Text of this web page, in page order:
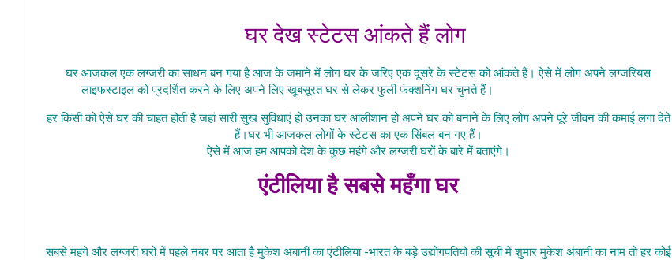
घर देख स्टेटस आंकते हैं लोग
घर आजकल एक लग्जरी का साधन बन गया है आज के जमाने में लोग घर के जरिए एक दूसरे के स्टेटस को आंकते हैं। ऐसे में लोग अपने लग्जरियस
लाइफस्टाइल को प्रदर्शित करने के लिए अपने लिए खूबसूरत घर से लेकर फुली फंक्शनिंग घर चुनते हैं।
हर किसी को ऐसे घर की चाहत होती है जहां सारी सुख सुविधाएं हो उनका घर आलीशान हो अपने घर को बनाने के लिए लोग अपने पूरे जीवन की कमाई लगा देते
हैं।घर भी आजकल लोगों के स्टेटस का एक सिंबल बन गए हैं।
ऐसे में आज हम आपको देश के कुछ महंगे और लग्जरी घरों के बारे में बताएंगे।
एंटीलिया है सबसे महँगा घर
सबसे महंगे और लग्जरी घरों में पहले नंबर पर आता है मुकेश अंबानी का एंटीलिया -भारत के बड़े उद्योगपतियों की सूची में शुमार मुकेश अंबानी का नाम तो हर कोई